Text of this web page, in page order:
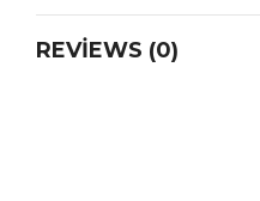
REVIEWS (0)